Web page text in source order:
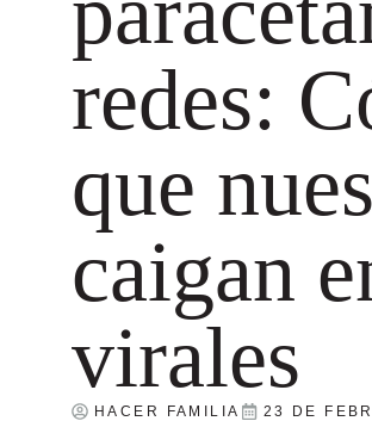
redes:
que
caigan
virales
HACER FAMILIA 23 DE